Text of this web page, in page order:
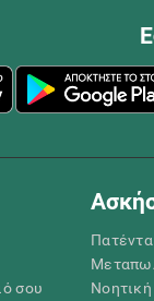
σου
Πατέντα